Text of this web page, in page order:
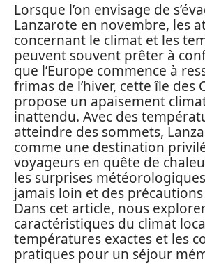
Lorsque l’on envisage de
Lanzarote en novembre, les
concernant le climat et les
peuvent souvent prêter à
que l’Europe commence à
frimas de l’hiver, cette île des
propose un apaisement
inattendu. Avec des
atteindre des sommets,
comme une destination
voyageurs en quête de
les surprises
jamais loin et des précautions
Dans cet article, nous
caractéristiques du climat
températures exactes et les
pratiques pour un séjour